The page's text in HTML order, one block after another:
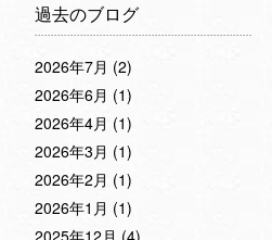
過去のブログ
2026年7月 (2)
2026年6月 (1)
2026年4月 (1)
2026年3月 (1)
2026年2月 (1)
2026年1月 (1)
2025年12月 (4)